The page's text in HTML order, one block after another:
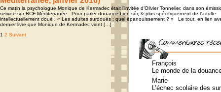
Ce matin la psychologue Monique de Kermadec était l’invitée d’Olivier Tonnelier, dans son
service sur RCF Méditerranée Pour parler douance bien sûr, & plus spécifiquement de l’adulte
intellectuellement doué : « Les adultes surdoués : quel épanouissement ? » Le tout, en lien
dernier livre que Monique de Kermadec vient […]
Pagination
1 2 Suivant
François
Le monde de la
Marie
L’échec scolaire des